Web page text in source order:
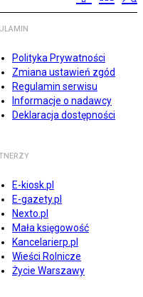
Polityka Prywatności
Zmiana ustawień zgód
Regulamin serwisu
Informacje o nadawcy
Deklaracja dostępności
E-kiosk.pl
E-gazety.pl
Nexto.pl
Mała księgowość
Kancelarierp.pl
Wieści Rolnicze
Życie Warszawy